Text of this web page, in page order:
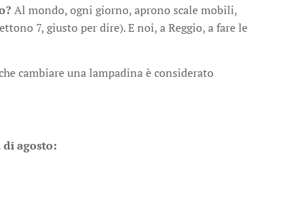
Al mondo, ogni giorno, aprono scale mobili,
7, giusto per dire). E noi, a Reggio, a fare le
cambiare una lampadina è considerato
agosto: